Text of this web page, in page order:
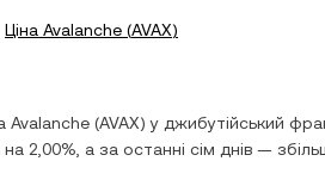
Ціна Avalanche (AVAX)
Avalanche (AVAX) у джибутійський
на 2,00% , а за останні сім днів —